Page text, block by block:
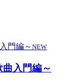
NEW
入門編～